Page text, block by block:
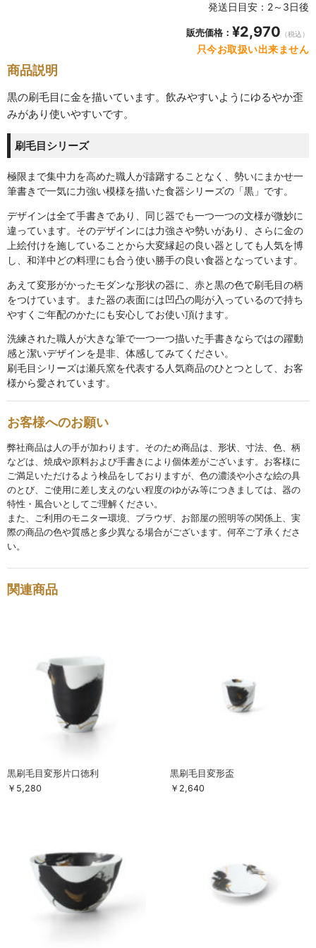
ペンダントルーペ
MAGNIFIER
BY CATEGORY
皿・プレート
plate
碗・鉢・ボール
bowl
湯呑・コップ
cup
モーニングセット
morning set
レスト・箸置き
rest
accessory
その他
others
お買い物ガイド
発送日目安：2～3日後
販売価格： ¥2,970 （税込）
只今お取扱い出来ません
商品説明
黒の刷毛目に金を描いています。飲みやすいようにゆるやか歪
みがあり使いやすいです。
刷毛目シリーズ
極限まで集中力を高めた職人が躊躇することなく、勢いにまかせ一
筆書きで一気に力強い模様を描いた食器シリーズの「黒」です。
デザインは全て手書きであり、同じ器でも一つ一つの文様が微妙に
違っています。そのデザインには力強さや勢いがあり、さらに金の
上絵付けを施していることから大変縁起の良い器としても人気を博
し、和洋中どの料理にも合う使い勝手の良い食器となっています。
あえて変形がかったモダンな形状の器に、赤と黒の色で刷毛目の柄
をつけています。また器の表面には凹凸の彫が入っているので持ち
やすくご年配のかたにも安心してお使い頂けます。
洗練された職人が大きな筆で一つ一つ描いた手書きならではの躍動
感と潔いデザインを是非、体感してみてください。
刷毛目シリーズは瀬兵窯を代表する人気商品のひとつとして、お客
様から愛されています。
お客様へのお願い
弊社商品は人の手が加わります。そのため商品は、形状、寸法、色、柄
などは、焼成や原料および手書きにより個体差がございます。お客様に
ご満足いただけるよう検品をしておりますが、色の濃淡や小さな絵の具
のとび、ご使用に差し支えのない程度のゆがみ等につきましては、器の
特性・風合いとしてご理解ください。
また、ご利用のモニター環境、ブラウザ、お部屋の照明等の関係上、実
際の商品の色や質感と多少異なる場合がございます。何卒ご了承くださ
い。
関連商品
黒刷毛目変形片口徳利
￥5,280
黒刷毛目変形盃
￥2,640